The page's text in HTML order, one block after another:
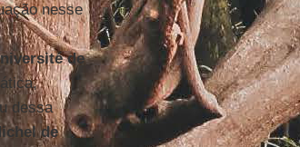
nesse
de
dessa
de